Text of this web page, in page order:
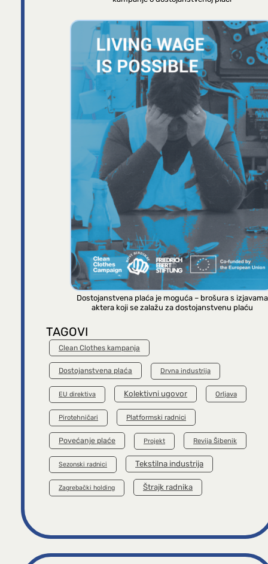
Dostojanstvena plaća je moguća – brošura s izjavama
aktera koji se zalažu za dostojanstvenu plaću
TAGOVI
Clean Clothes kampanja
Dostojanstvena plaća Drvna industrija
EU direktiva Kolektivni ugovor Orljava
Pirotehničari Platformski radnici
Povećanje plaće Projekt Revija Šibenik
Sezonski radnici Tekstilna industrija
Zagrebački holding Štrajk radnika